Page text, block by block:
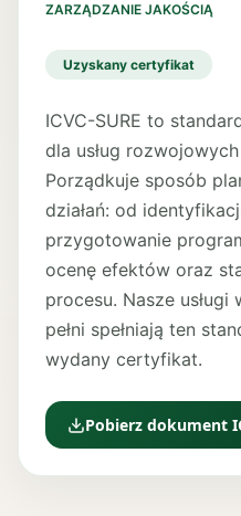
ZARZĄDZANIE JAKOŚCIĄ
Uzyskany certyfikat
ICVC-SURE to
dla usług
Porządkuje sposób
działań: od
przygotowanie
ocenę efektów oraz
procesu. Nasze
pełni spełniają ten
wydany certyfikat.
Pobierz dokument